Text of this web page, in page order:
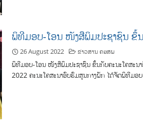
ພິທີມອບ-ໂອນ ໜັງສືພິມປະຊາຊົນ ຂຶ້
26 August 2022 ຂ່າວສານ ຄອສພ
ພິທີມອບ-ໂອນ ໜັງສືພິມປະຊາຊົນ ຂຶ້ນກັບຄະນະໂຄສະ
2022 ຄະນະໂຄສະນາອົບຮົມສູນກາງພັກ ໄດ້ຈັດພິທີມອ